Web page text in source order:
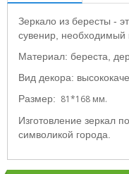
Зеркало из бересты -
сувенир, необходимый
Материал: береста,
Вид декора:
Размер: 81*168 мм.
Изготовление зеркал
символикой города.